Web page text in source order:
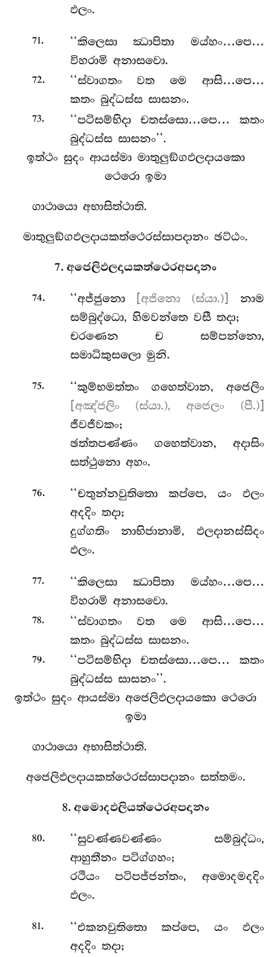
ඵලං.
71.
‘‘කිලෙසා ඣාපිතා මය්හං…පෙ…
විහරාමි අනාසවො.
72.
‘‘ස්වාගතං වත මෙ ආසි…පෙ…
කතං බුද්ධස්ස සාසනං.
73.
‘‘පටිසම්භිදා චතස්සො…පෙ… කතං
බුද්ධස්ස සාසනං’’.
ඉත්ථං සුදං ආයස්මා මාතුලුඞ්ගඵලදායකො
ථෙරො ඉමා
ගාථායො අභාසිත්ථාති.
මාතුලුඞ්ගඵලදායකත්ථෙරස්සාපදානං ඡට්ඨං.
7. අජෙලිඵලදායකත්ථෙරඅපදානං
74. ‘‘අජ්ජුනො [අජිනො (ස්යා.)]
නාම
සම්බුද්ධො, හිමවන්තෙ වසී තදා;
චරණෙන ච සම්පන්නො,
සමාධිකුසලො මුනි.
75. ‘‘කුම්භමත්තංගහෙත්වාන, අජෙලිං
[අඤ්ජලිං (ස්යා.), අජෙලං (පී.)]
ජීවජීවකං;
ඡත්තපණ්ණං ගහෙත්වාන, අදාසිං
සත්ථුනො අහං.
76.
‘‘චතුන්නවුතිතො කප්පෙ, යං ඵලං
අදදිං තදා;
දුග්ගතිං නාභිජානාමි, ඵලදානස්සිදං
ඵලං.
77.
‘‘කිලෙසා ඣාපිතා මය්හං…පෙ…
විහරාමි අනාසවො.
78.
‘‘ස්වාගතං වත මෙ ආසි…පෙ…
කතං බුද්ධස්ස සාසනං.
79.
‘‘පටිසම්භිදා චතස්සො…පෙ… කතං
බුද්ධස්ස සාසනං’’.
ඉත්ථං සුදං ආයස්මා අජෙලිඵලදායකො ථෙරො
ඉමා
ගාථායො අභාසිත්ථාති.
අජෙලිඵලදායකත්ථෙරස්සාපදානං සත්තමං.
8. අමොදඵලියත්ථෙරඅපදානං
80. ‘‘සුවණ්ණවණ්ණං සම්බුද්ධං,
ආහුතීනං පටිග්ගහං;
රථියං පටිපජ්ජන්තං, අමොදමදදිං
ඵලං.
81.
‘‘එකනවුතිතො කප්පෙ, යං ඵලං
අදදිං තදා;